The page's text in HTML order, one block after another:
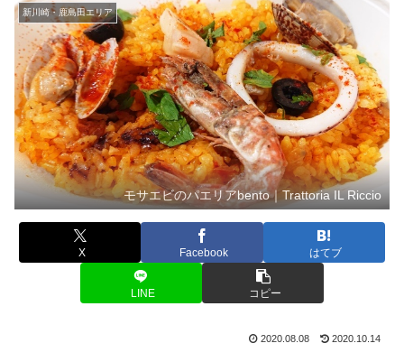
新川崎・鹿島田エリア
モサエビのパエリアbento｜Trattoria IL Riccio
X Facebook はてブ
LINE コピー
2020.08.08 2020.10.14